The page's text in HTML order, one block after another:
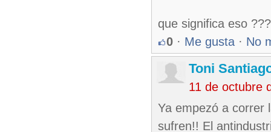
que significa eso ???
0 · Me gusta · No
Toni
11 de octubre
Ya empezó a correr
sufren!! El